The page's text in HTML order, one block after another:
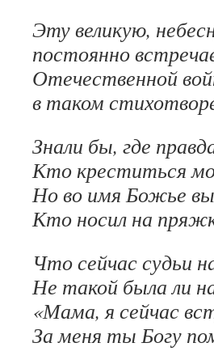
Эту великую,
постоянно
Отечественной
в таком
Знали бы, где
Кто креститься
Но во имя Божье
Кто носил на
Что сейчас судьи
Не такой была ли
«Мама, я сейчас
За меня ты Богу